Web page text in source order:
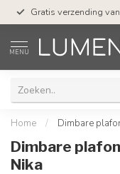
Gratis verzending
MENU
Home / Dimbare
Dimbare
Nika